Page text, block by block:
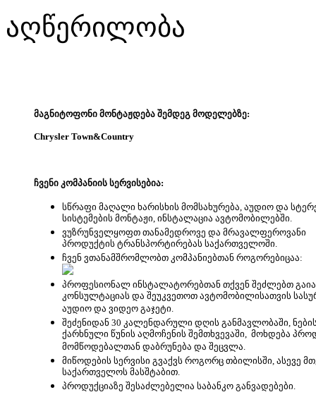
აღწერილობა
მაგნიტოფონი მონტაჟდება შემდეგ მოდელებზე:
Chrysler Town&Country
ჩვენი კომპანიის სერვისებია:
სწრაფი მაღალი ხარისხის მომსახურება, აუდიო და
სისტემების მონტაჟი, ინსტალაცია ავტომობილებში.
ვუზრუნველყოფთ თანამედროვე და მრავალფეროვანი
პროდუქტის ტრანსპორტირებას საქართველოში.
ჩვენ ვთანამშრომლობთ კომპანიებთან როგორებიცაა:
პროფესიონალ ინსტალატორებთან თქვენ შეძლებთ
კონსულტაციას და შეუკვეთოთ ავტომობილისათვის
აუდიო და ვიდეო გაჯეტი.
შეძენიდან 30 კალენდარული დღის განმავლობაში,
ქარხნული წუნის აღმოჩენის შემთხვევაში, მოხდება
მომწოდებალთან დაბრუნება და შეცვლა.
მიწოდების სერვისი გვაქვს როგორც თბილისში, ასევე
საქართველოს მასშტაბით.
პროდუქციაზე შესაძლებელია საბანკო განვადებები.